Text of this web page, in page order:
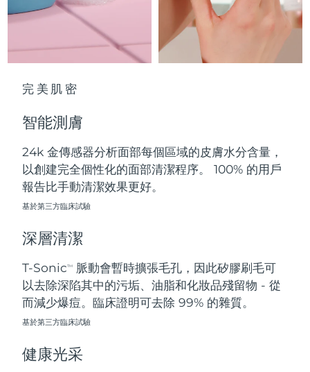
完美肌密
智能測膚
24k 金傳感器分析面部每個區域的皮膚水分含量，
以創建完全個性化的面部清潔程序。 100% 的用戶
報告比手動清潔效果更好。
基於第三方臨床試驗
深層清潔
T-SonicTM
脈動會暫時擴張毛孔，因此矽膠刷毛可
以去除深陷其中的污垢、油脂和化妝品殘留物 - 從
而減少爆痘。臨床證明可去除 99% 的雜質。
基於第三方臨床試驗
健康光采
立陶宛 預計送達日期 8/8/26
盧森堡 8/8/26
馬爾他
墨西哥 預計送達日期 8/12/26
摩納哥
荷蘭
紐西蘭 預計送達日期8/8/26
挪威 預計送達日期